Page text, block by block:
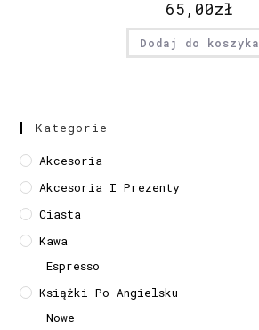
65,00zł
Dodaj do koszyka
Kategorie
Akcesoria
Akcesoria I Prezenty
Ciasta
Kawa
Espresso
Książki Po Angielsku
Nowe